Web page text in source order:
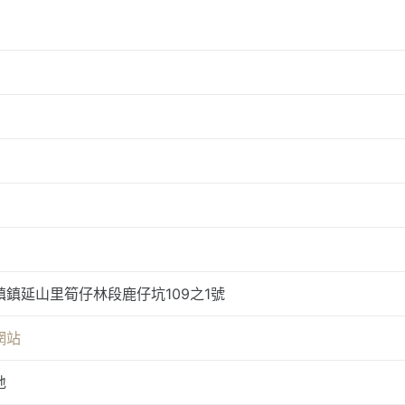
鎮延山里筍仔林段鹿仔坑109之1號
站